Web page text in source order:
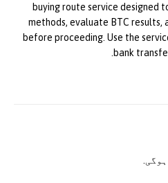
buying route service designed
methods, evaluate BTC results,
before proceeding. Use the
bank